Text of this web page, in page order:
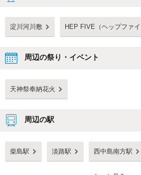
淀川河川敷 HEP FIVE（ヘップファイ
周辺の祭り・イベント
天神祭奉納花火
周辺の駅
柴島駅 淡路駅 西中島南方駅